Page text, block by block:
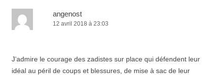
angenost
12 avril 2018 à 23:03
J’admire le courage des zadistes sur place qui défendent leur
idéal au péril de coups et blessures, de mise à sac de leur